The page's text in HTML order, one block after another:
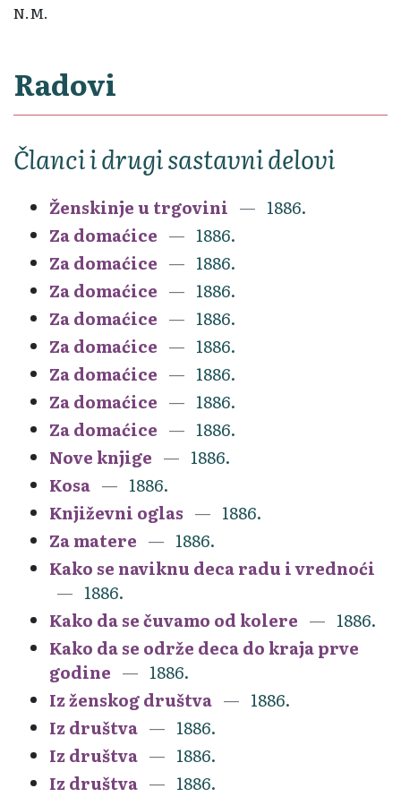
N.M.
Radovi
Članci i drugi sastavni delovi
Ženskinje u trgovini
1886.
Za domaćice
1886.
Za domaćice
1886.
Za domaćice
1886.
Za domaćice
1886.
Za domaćice
1886.
Za domaćice
1886.
Za domaćice
1886.
Za domaćice
1886.
Nove knjige
1886.
Kosa
1886.
Književni oglas
1886.
Za matere
1886.
Kako se naviknu deca radu i vrednoći
1886.
Kako da se čuvamo od kolere
1886.
Kako da se održe deca do kraja prve
godine
1886.
Iz ženskog društva
1886.
Iz društva
1886.
Iz društva
1886.
Iz društva
1886.